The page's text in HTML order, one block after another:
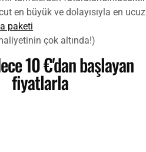
en büyük ve dolayısıyla en ucuz
paketi
çok altında!)
10 €'dan başlayan
fiyatlarla